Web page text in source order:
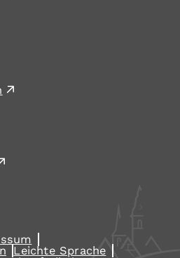
Leichte Sprache